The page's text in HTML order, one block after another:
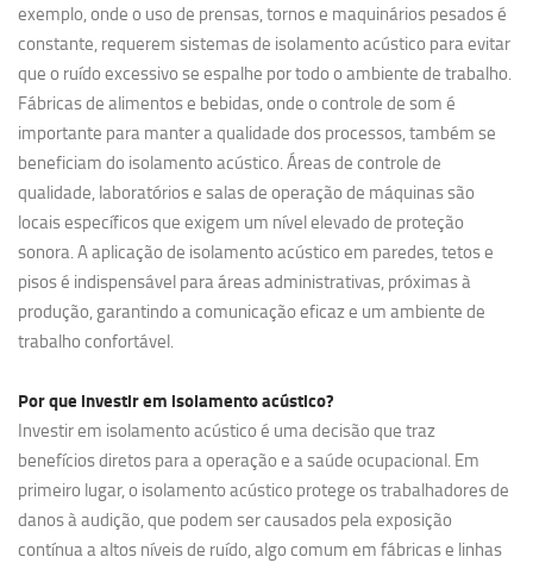
exemplo, onde o uso de prensas, tornos e maquinários pesados é
constante, requerem sistemas de isolamento acústico para evitar
que o ruído excessivo se espalhe por todo o ambiente de trabalho.
Fábricas de alimentos e bebidas, onde o controle de som é
importante para manter a qualidade dos processos, também se
beneficiam do isolamento acústico. Áreas de controle de
qualidade, laboratórios e salas de operação de máquinas são
locais específicos que exigem um nível elevado de proteção
sonora. A aplicação de isolamento acústico em paredes, tetos e
pisos é indispensável para áreas administrativas, próximas à
produção, garantindo a comunicação eficaz e um ambiente de
trabalho confortável.
Por que investir em isolamento acústico?
Investir em isolamento acústico é uma decisão que traz
benefícios diretos para a operação e a saúde ocupacional. Em
primeiro lugar, o isolamento acústico protege os trabalhadores de
danos à audição, que podem ser causados pela exposição
contínua a altos níveis de ruído, algo comum em fábricas e linhas